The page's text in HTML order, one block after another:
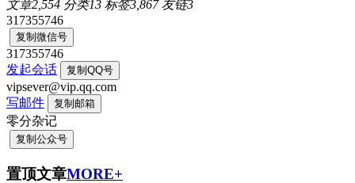
文章2,554 分类13 标签3,867 友链3
317355746
复制微信号
317355746
发起会话
复制QQ号
vipsever@vip.qq.com
写邮件
复制邮箱
零分杂记
复制公众号
置顶文章MORE+